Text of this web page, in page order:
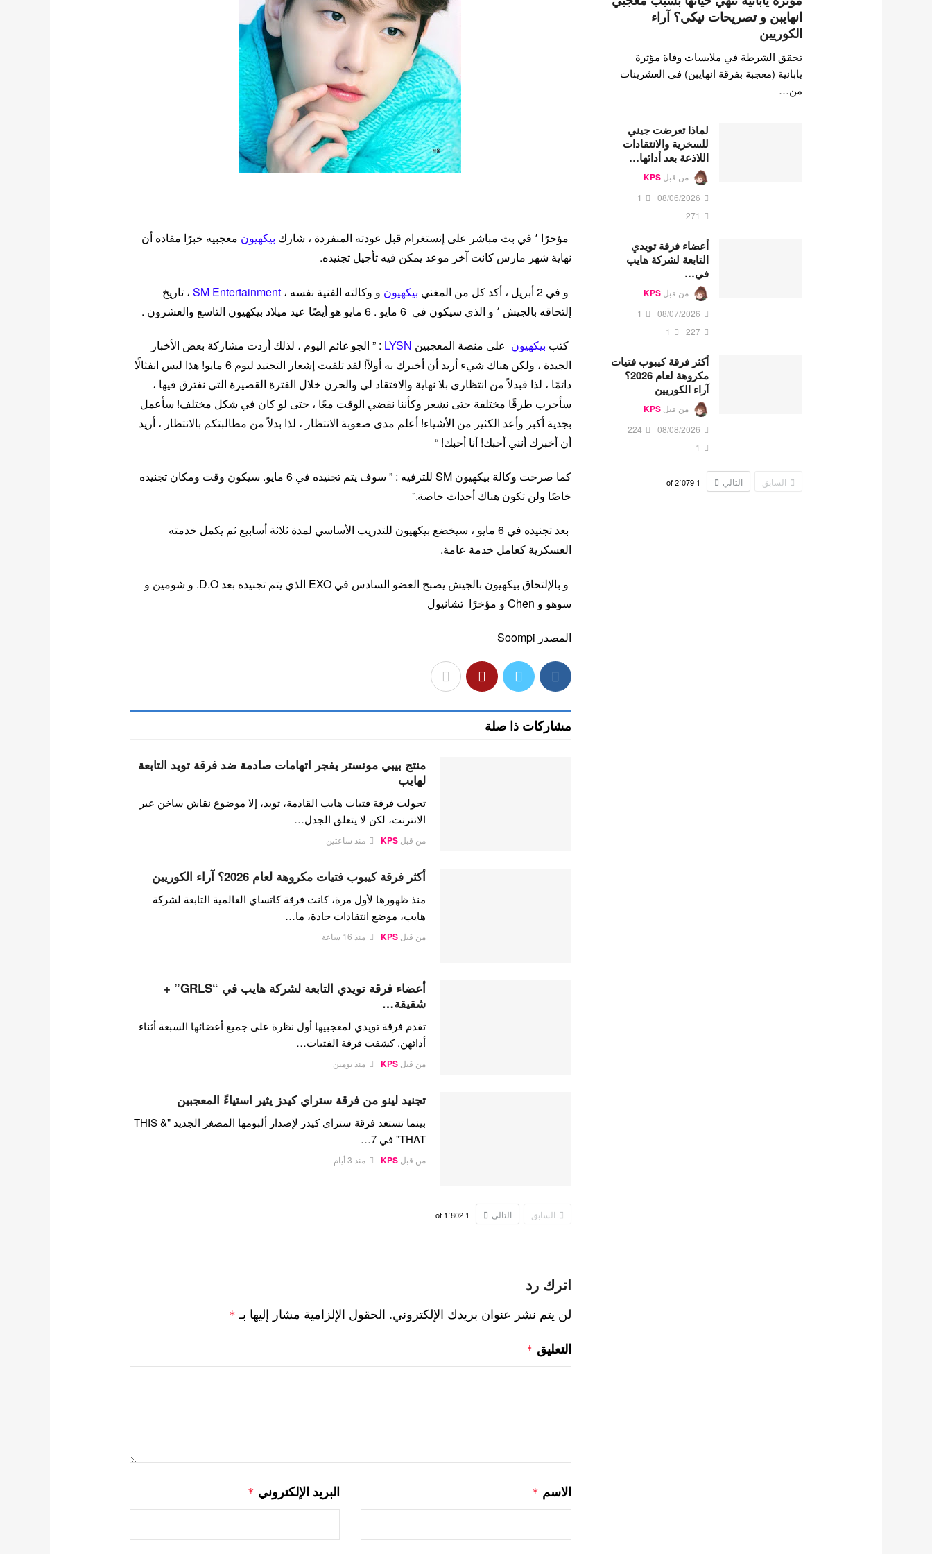
مؤخرًا ٬ في بث مباشر على إنستغرام قبل عودته المنفردة ، شارك بيكهيون معجبيه خبرًا مفاده أن
نهاية شهر مارس كانت آخر موعد يمكن فيه تأجيل تجنيده.
و في 2 أبريل ، أكد كل من المغني بيكهيون و وكالته الفنية نفسه ، SM Entertainment
، تاريخ
إلتحاقه بالجيش ٬ و الذي سيكون في 6 مايو . 6 مايو هو أيضًا عيد ميلاد بيكهيون التاسع والعشرون .
كتب بيكهيون على منصة المعجبين LYSN : ” الجو غائم اليوم ، لذلك أردت مشاركة بعض الأخبار
الجيدة ، ولكن هناك شيء أريد أن أخبرك به أولاً! لقد تلقيت إشعار التجنيد ليوم 6 مايو! هذا ليس انفثالًا
دائمًا ، لذا فبدلاً من انتظاري بلا نهاية والافتقاد لي والحزن خلال الفترة القصيرة التي نفترق فيها ،
سأجرب طرقًا مختلفة حتى نشعر وكأننا نقضي الوقت معًا ، حتى لو كان في شكل مختلف! سأعمل
بجدية أكبر وأعد الكثير من الأشياء! أعلم مدى صعوبة الانتظار ، لذا بدلاً من مطالبتكم بالانتظار ، أريد
أن أخبرك أنني أحبك! أنا أحبك! “
كما صرحت وكالة بيكهيون SM للترفيه : ” سوف يتم تجنيده في 6 مايو. سيكون وقت ومكان تجنيده
خاصًا ولن تكون هناك أحداث خاصة.”
بعد تجنيده في 6 مايو ، سيخضع بيكهيون للتدريب الأساسي لمدة ثلاثة أسابيع ثم يكمل خدمته
العسكرية كعامل خدمة عامة.
و بالإلتحاق بيكهيون بالجيش يصبح العضو السادس في EXO الذي يتم تجنيده بعد D.O. و شومين و
سوهو و Chen و مؤخرًا تشانيول
المصدر Soompi
مشاركات ذا صلة
منتج بيبي مونستر يفجر اتهامات صادمة ضد فرقة تويد التابعة
لهايب
تحولت فرقة فتيات هايب القادمة، تويد، إلا موضوع نقاش ساخن عبر
الانترنت، لكن لا يتعلق الجدل…
من قبلKPS منذ ساعتين
أكثر فرقة كيبوب فتيات مكروهة لعام 2026؟ آراء الكوريين
منذ ظهورها لأول مرة، كانت فرقة كاتساي العالمية التابعة لشركة
هايب، موضع انتقادات حادة، ما…
من قبلKPS منذ 16 ساعة
أعضاء فرقة تويدي التابعة لشركة هايب في “GRLS” +
شقيقة…
تقدم فرقة تويدي لمعجبيها أول نظرة على جميع أعضائها السبعة أثناء
أدائهن. كشفت فرقة الفتيات…
من قبلKPS منذ يومين
تجنيد لينو من فرقة ستراي كيدز يثير استياءً المعجبين
بينما تستعد فرقة ستراي كيدز لإصدار ألبومها المصغر الجديد "THIS &
THAT" في 7…
من قبلKPS منذ 3 أيام
السابق التالي 1
of1٬802
اترك رد
لن يتم نشر عنوان بريدك الإلكتروني. الحقول الإلزامية مشار إليها بـ *
التعليق *
الاسم * البريد الإلكتروني *
انهايبن و تصريحات نيكي؟ آراء
الكوريين
تحقق الشرطة في ملابسات وفاة مؤثرة
يابانية (معجبة بفرقة انهايبن) في العشرينات
من…
لماذا تعرضت جيني
للسخرية والانتقادات
اللاذعة بعد أدائها…
من قبل KPS
08/06/2026
1
271
أعضاء فرقة تويدي
التابعة لشركة هايب
في…
من قبل KPS
08/07/2026
1
227
1
أكثر فرقة كيبوب فتيات
مكروهة لعام 2026؟
آراء الكوريين
من قبل KPS
08/08/2026
224
1
السابق التالي 1 2٬079